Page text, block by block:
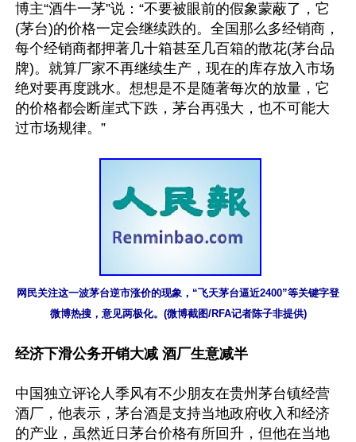
博主“酒牛一茅”说：“不要被眼前的假象蒙蔽了，它
(茅台)的价格一定会继续跌的。全国那么多经销商，
每个经销商都押著几十箱甚至几百箱的散花(茅台品
牌)。就算厂家不再继续生产，现在的库存放入市场
绝对要再度跳水。想想是不是随著每次的放量，它
的价格都会断崖式下跌，茅台再强大，也不可能大
过市场规律。”
网民关注这一波茅台逆市涨价的现象，“飞天茅台逼近2400”等关键字登
微博热搜，意见两极化。(微博截图/RFA记者陈子非提供)
经济下滑公务开销大减 酒厂生意减半
中国独立评论人季风有不少朋友在贵州茅台镇经营
酒厂，他表示，茅台酒是支持当地政府收入和经济
的产业，虽然近日茅台价格有所回升，但他在当地